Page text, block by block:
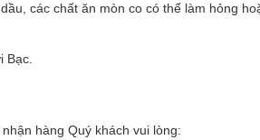
các chất ăn mòn co có thể làm hỏng
Bạc.
hàng Quý khách vui lòng: